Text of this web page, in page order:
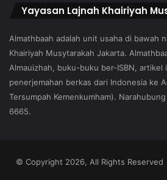
Yayasan Lajnah Khairiyah
Almathbaah adalah unit usaha di bawah
Khairiyah Musytarakah Jakarta.
Almauizhah, buku-buku ber-ISBN, artikel
penerjemahan berkas dari Indonesia ke
Tersumpah Kemenkumham).
6665.
© Copyright 2026, All Rights